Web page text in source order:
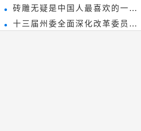
境内的刘家峡大桥，壮观美丽!
砖雕无疑是中国人最喜欢的一种
雕刻艺术，它不仅是民间实用美术
十三届州委全面深化改革委员会